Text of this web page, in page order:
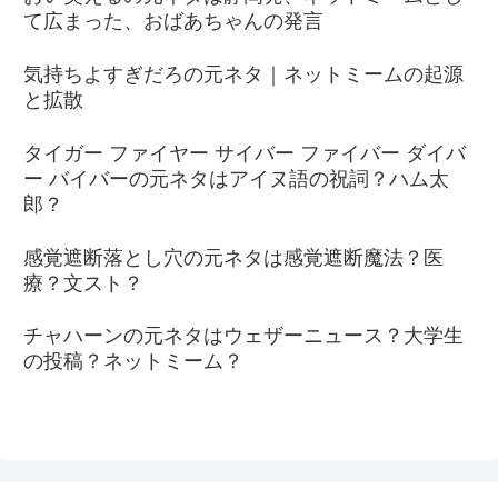
て広まった、おばあちゃんの発言
気持ちよすぎだろの元ネタ｜ネットミームの起源
と拡散
タイガー ファイヤー サイバー ファイバー ダイバ
ー バイバーの元ネタはアイヌ語の祝詞？ハム太
郎？
感覚遮断落とし穴の元ネタは感覚遮断魔法？医
療？文スト？
チャハーンの元ネタはウェザーニュース？大学生
の投稿？ネットミーム？